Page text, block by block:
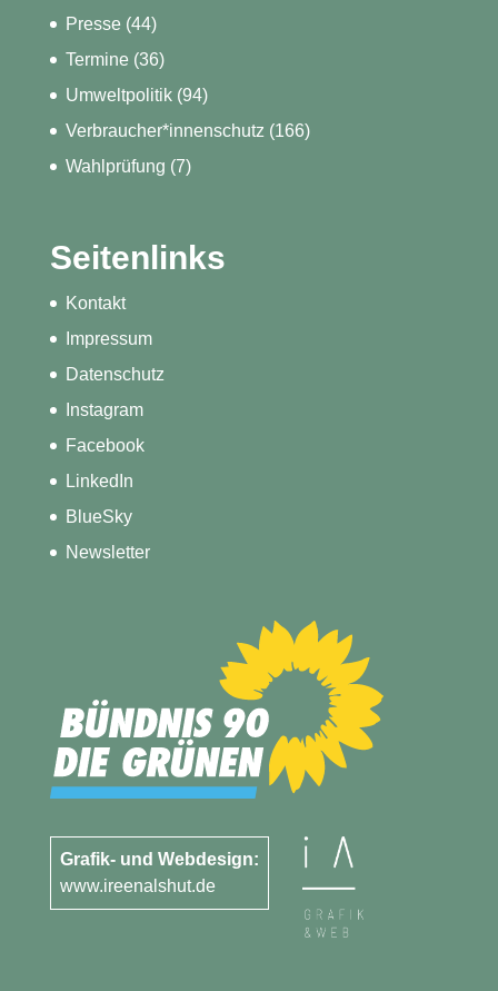
Presse(44)
Termine(36)
Umweltpolitik(94)
Verbraucher*innenschutz (166)
Wahlprüfung (7)
Seitenlinks
Kontakt
Impressum
Datenschutz
Instagram
Facebook
LinkedIn
BlueSky
Newsletter
Grafik- und Webdesign:
www.ireenalshut.de